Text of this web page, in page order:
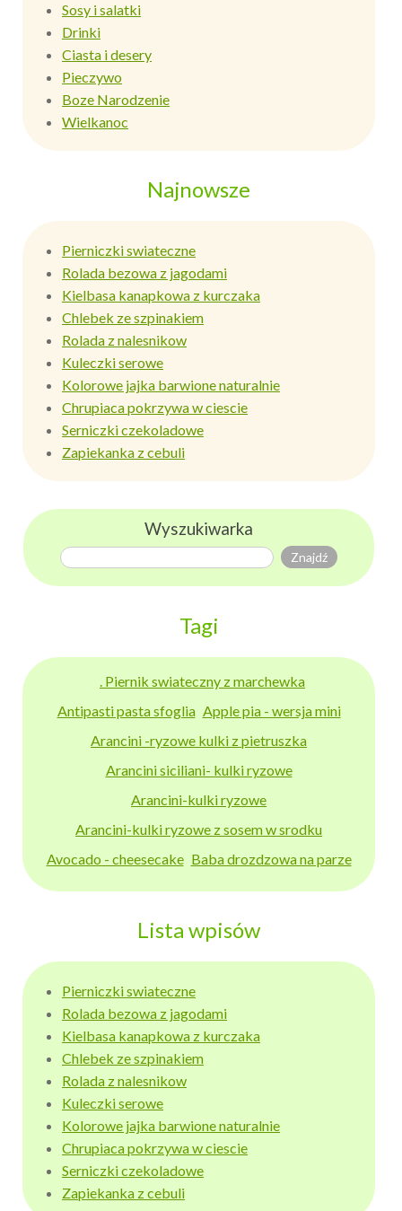
Sosy i salatki
Drinki
Ciasta i desery
Pieczywo
Boze Narodzenie
Wielkanoc
Najnowsze
Pierniczki swiateczne
Rolada bezowa z jagodami
Kielbasa kanapkowa z kurczaka
Chlebek ze szpinakiem
Rolada z nalesnikow
Kuleczki serowe
Kolorowe jajka barwione naturalnie
Chrupiaca pokrzywa w ciescie
Serniczki czekoladowe
Zapiekanka z cebuli
Wyszukiwarka
Tagi
. Piernik swiateczny z marchewka
Antipasti pasta sfoglia Apple pia - wersja mini
Arancini -ryzowe kulki z pietruszka
Arancini siciliani- kulki ryzowe
Arancini-kulki ryzowe
Arancini-kulki ryzowe z sosem w srodku
Avocado - cheesecake Baba drozdzowa na parze
Lista wpisów
Pierniczki swiateczne
Rolada bezowa z jagodami
Kielbasa kanapkowa z kurczaka
Chlebek ze szpinakiem
Rolada z nalesnikow
Kuleczki serowe
Kolorowe jajka barwione naturalnie
Chrupiaca pokrzywa w ciescie
Serniczki czekoladowe
Zapiekanka z cebuli